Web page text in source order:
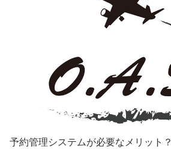
予約管理システムが必要なメリット？